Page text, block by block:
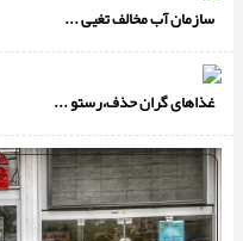
سازمان آب مخالف تغیی ...
غذاهای گران حذف،رستو ...